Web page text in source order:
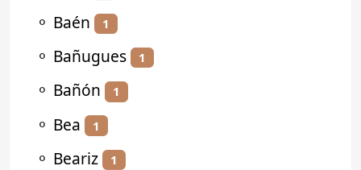
⚬ Baén 1
⚬ Bañugues 1
⚬ Bañón 1
⚬ Bea 1
⚬ Beariz 1